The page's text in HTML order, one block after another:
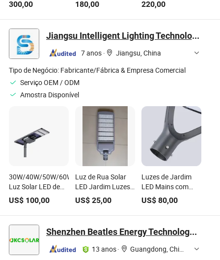
Estrada/ Jardim
Solar LED
Inovadora com
Postes
Galvanizados
Lâmpada de
Módulo Externa de
300,00
ao ar livre
180,00
220,00
Jiangsu Intelligent Lighting Technology Co., Ltd.
7 anos ·
Jiangsu, China
Tipo de Negócio: Fabricante/Fábrica & Empresa Comercial
Serviço OEM / ODM
Amostra Disponível
30W/40W/50W/60W/80W/100W120W
Luz Solar LED de
Jardim Integrada
ao Ar Livre Tudo em
Um
US$ 100,00
Luz de Rua Solar
LED Jardim Luzes
de Estrada Znkj
Lampada de Rede
US$ 25,00
Luzes de Jardim
LED Mains com
Cartão e Espuma
Matte Pintado Villa
Znkj
US$ 80,00
Shenzhen Beatles Energy Technology Co., Ltd.
13 anos· Guangdong, China